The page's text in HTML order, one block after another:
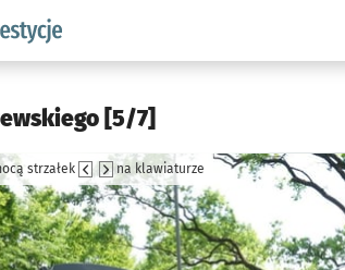
podserwis: #InwestycjeWRO -
[5/7]
strzałek na klawiaturze